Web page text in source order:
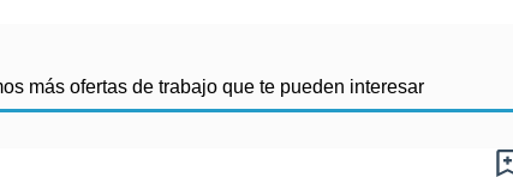
más ofertas de trabajo que te pueden interesar